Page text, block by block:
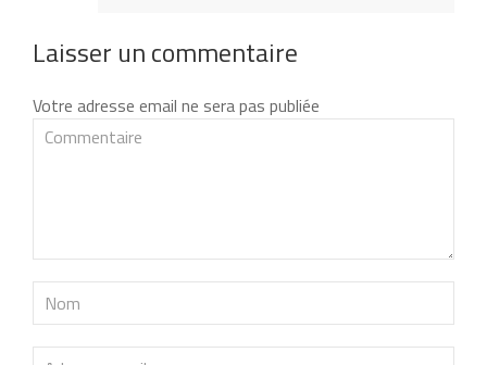
Laisser un commentaire
Votre adresse email ne sera pas publiée